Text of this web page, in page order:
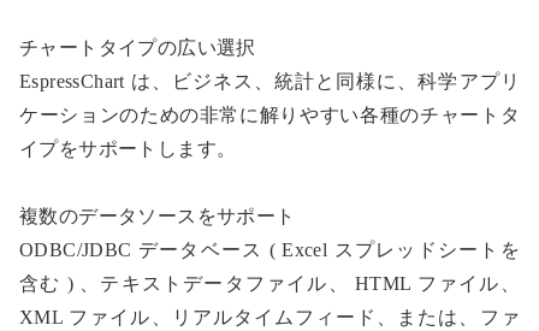
チャートタイプの広い選択
EspressChart は、ビジネス、統計と同様に、科学アプリ
ケーションのための非常に解りやすい各種のチャートタ
イプをサポートします。
複数のデータソースをサポート
ODBC/JDBC データベース ( Excel スプレッドシートを
含む ) 、テキストデータファイル、 HTML ファイル、
XML ファイル、リアルタイムフィード、または、ファ